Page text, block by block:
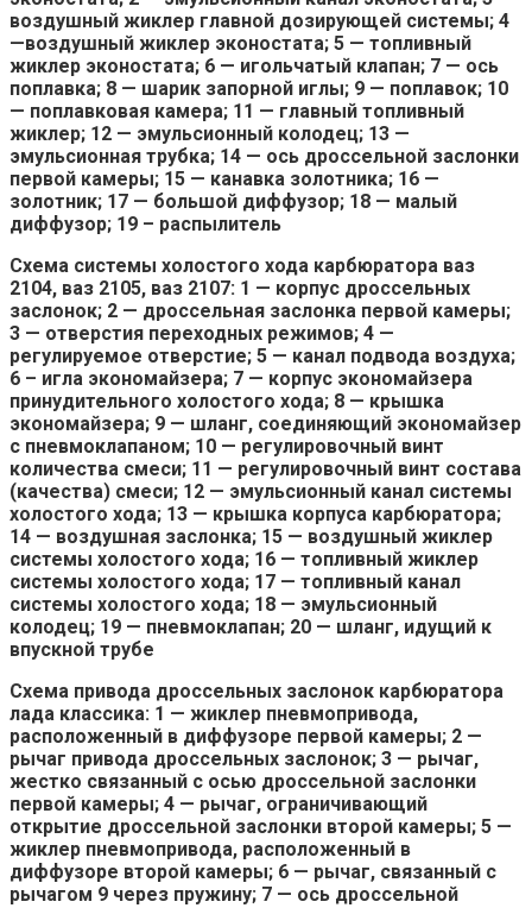
воздушный жиклер главной дозирующей системы; 4
—воздушный жиклер эконостата; 5 — топливный
жиклер эконостата; 6 — игольчатый клапан; 7 — ось
поплавка; 8 — шарик запорной иглы; 9 — поплавок; 10
— поплавковая камера; 11 — главный топливный
жиклер; 12 — эмульсионный колодец; 13 —
эмульсионная трубка; 14 — ось дроссельной заслонки
первой камеры; 15 — канавка золотника; 16 —
золотник; 17 — большой диффузор; 18 — малый
диффузор; 19 – распылитель
Схема системы холостого хода карбюратора ваз
2104, ваз 2105, ваз 2107: 1 — корпус дроссельных
заслонок; 2 — дроссельная заслонка первой камеры;
3 — отверстия переходных режимов; 4 —
регулируемое отверстие; 5 — канал подвода воздуха;
6 – игла экономайзера; 7 — корпус экономайзера
принудительного холостого хода; 8 — крышка
экономайзера; 9 — шланг, соединяющий экономайзер
с пневмоклапаном; 10 — регулировочный винт
количества смеси; 11 — регулировочный винт состава
(качества) смеси; 12 — эмульсионный канал системы
холостого хода; 13 — крышка корпуса карбюратора;
14 — воздушная заслонка; 15 — воздушный жиклер
системы холостого хода; 16 — топливный жиклер
системы холостого хода; 17 — топливный канал
системы холостого хода; 18 — эмульсионный
колодец; 19 — пневмоклапан; 20 — шланг, идущий к
впускной трубе
Схема привода дроссельных заслонок карбюратора
лада классика: 1 — жиклер пневмопривода,
расположенный в диффузоре первой камеры; 2 —
рычаг привода дроссельных заслонок; 3 — рычаг,
жестко связанный с осью дроссельной заслонки
первой камеры; 4 — рычаг, ограничивающий
открытие дроссельной заслонки второй камеры; 5 —
жиклер пневмопривода, расположенный в
диффузоре второй камеры; 6 — рычаг, связанный с
рычагом 9 через пружину; 7 — ось дроссельной